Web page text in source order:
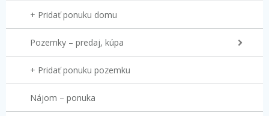
+ Pridať ponuku domu
Pozemky – predaj, kúpa
+ Pridať ponuku pozemku
Nájom – ponuka